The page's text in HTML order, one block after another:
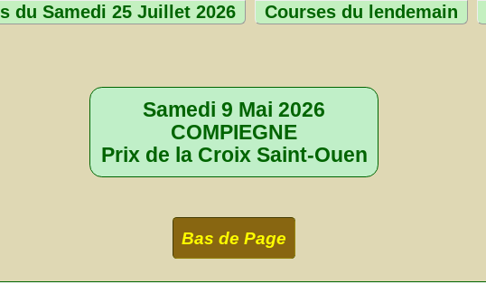
du Samedi 25 Juillet 2026 Courses du lendemain
Samedi 9 Mai 2026
COMPIEGNE
Prix de la Croix Saint-Ouen
Bas de Page